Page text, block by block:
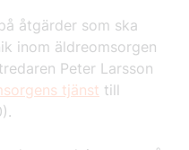
åtgärder som ska
inom äldreomsorgen
Peter Larsson
tjänst till